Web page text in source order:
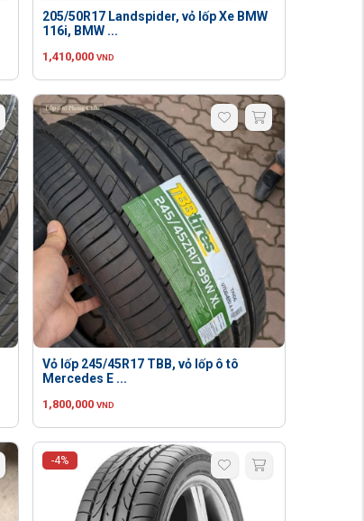
205/50R17 Landspider, vỏ lốp Xe BMW
116i, BMW ...
1,410,000 VND
Vỏ lốp 245/45R17 TBB, vỏ lốp ô tô
Mercedes E ...
1,800,000 VND
-4%